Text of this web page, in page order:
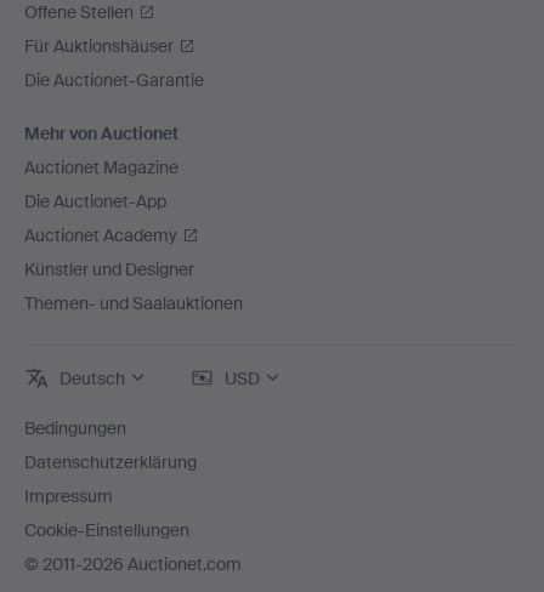
Offene Stellen
Für Auktionshäuser
Die Auctionet-Garantie
Mehr von Auctionet
Auctionet Magazine
Die Auctionet-App
Auctionet Academy
Künstler und Designer
Themen- und Saalauktionen
Deutsch USD
Bedingungen
Datenschutzerklärung
Impressum
Cookie-Einstellungen
© 2011-2026 Auctionet.com